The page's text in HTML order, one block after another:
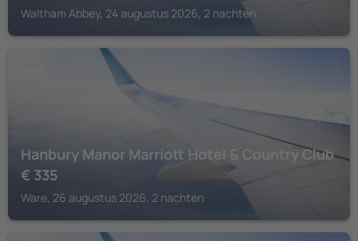
Waltham Abbey, 24 augustus 2026, 2 nachten
Hanbury Manor Marriott Hotel & Country Club
€ 335
Ware, 26 augustus 2026, 2 nachten